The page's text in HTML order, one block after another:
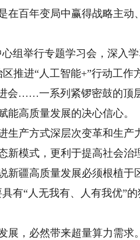
百年变局中赢得战略主动、
组举行专题学习会，深入学
推进“人工智能+”行动工作
会……一系列紧锣密鼓的顶
高质量发展的决心信心。
产方式深层次变革和生产
新模式，更利于提高社会治
新疆高质量发展必须根植于
有“人无我有、人有我优”的
，必然带来超量算力需求。